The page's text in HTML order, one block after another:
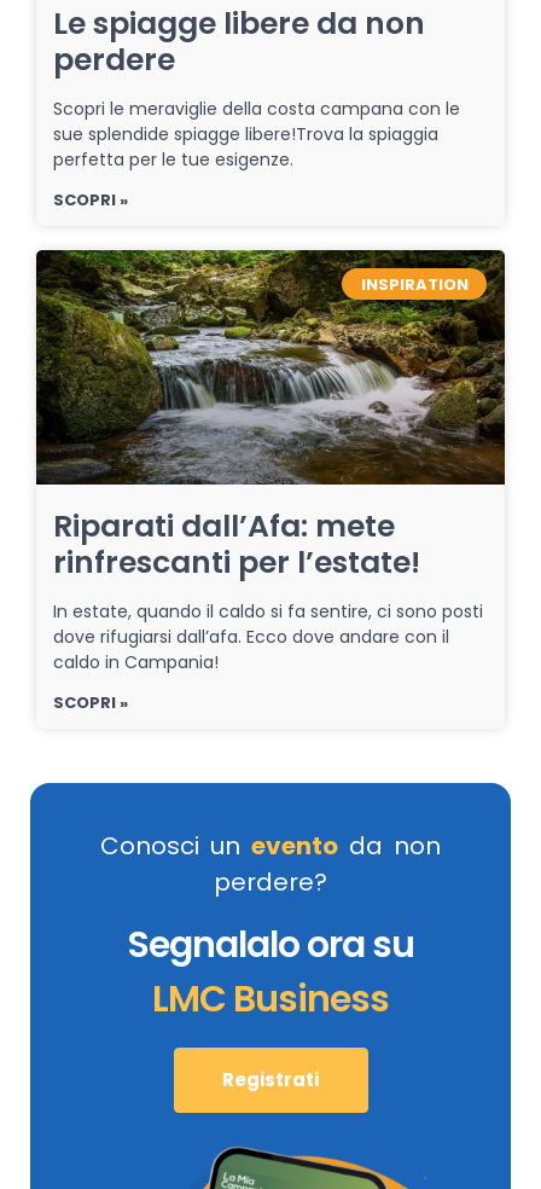
Le spiagge libere da non
perdere
Scopri le meraviglie della costa campana con le
sue splendide spiagge libere!Trova la spiaggia
perfetta per le tue esigenze.
SCOPRI »
INSPIRATION
Riparati dall’Afa: mete
rinfrescanti per l’estate!
In estate, quando il caldo si fa sentire, ci sono posti
dove rifugiarsi dall’afa. Ecco dove andare con il
caldo in Campania!
SCOPRI »
Conosci un evento da non
perdere?
Segnalalo ora su
LMC Business
Registrati